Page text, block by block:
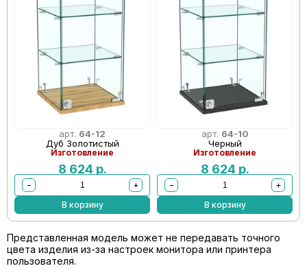
арт. 64-12
Дуб Золотистый
Изготовление
8 624 р.
−
+
В корзину
арт. 64-10
Черный
Изготовление
8 624 р.
−
+
В корзину
Представленная модель может не передавать точного
цвета изделия из-за настроек монитора или принтера
пользователя.